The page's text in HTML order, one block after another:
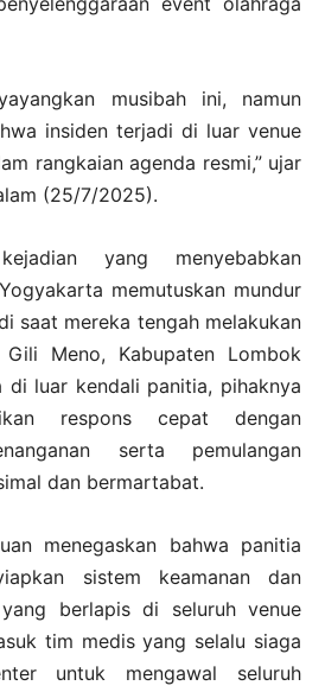
musibah ini, namun
insiden terjadi di luar venue
rangkaian agenda resmi,” ujar
(25/7/2025).
yang menyebabkan
memutuskan mundur
saat mereka tengah melakukan
Meno, Kabupaten Lombok
di luar kendali panitia, pihaknya
respons cepat dengan
serta pemulangan
dan bermartabat.
menegaskan bahwa panitia
sistem keamanan dan
berlapis di seluruh venue
tim medis yang selalu siaga
untuk mengawal seluruh